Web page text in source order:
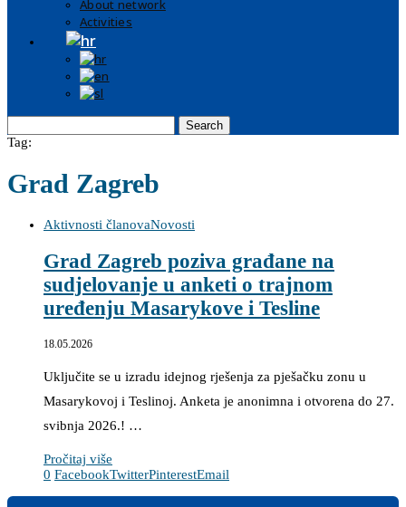
About network
Activities
Search
Tag:
Grad Zagreb
Aktivnosti članovaNovosti
Grad Zagreb poziva građane na
sudjelovanje u anketi o trajnom
uređenju Masarykove i Tesline
18.05.2026
Uključite se u izradu idejnog rješenja za pješačku zonu u
Masarykovoj i Teslinoj. Anketa je anonimna i otvorena do 27.
svibnja 2026.! …
Pročitaj više
0 FacebookTwitterPinterestEmail